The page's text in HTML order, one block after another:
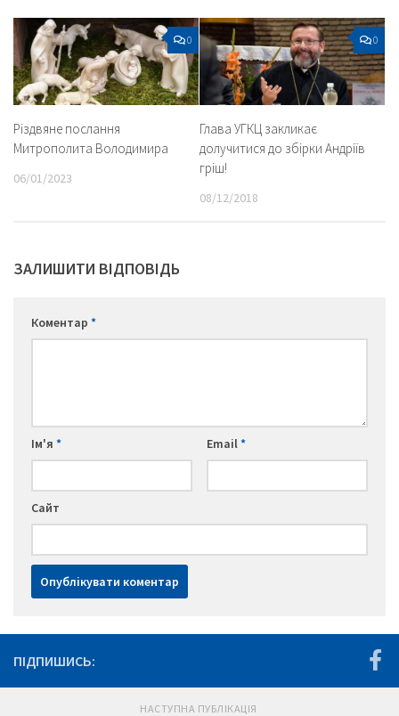
0
Різдвяне послання
Митрополита Володимира
06/01/2023
0
Глава УГКЦ закликає
долучитися до збірки Андріїв
гріш!
08/12/2018
ЗАЛИШИТИ ВІДПОВІДЬ
Коментар *
Ім'я * Email*
Сайт
ПІДПИШИСЬ:
НАСТУПНА ПУБЛІКАЦІЯ